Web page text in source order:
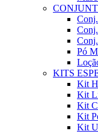
Pó
KITS
Kit
Kit
Kit
Kit
Kit